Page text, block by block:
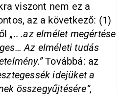
viszont nem ez a
az a következő: (1)
„...az elmélet megértése
Az elméleti tudás
Továbbá: az
idejüket a
összegyűjtésére”,